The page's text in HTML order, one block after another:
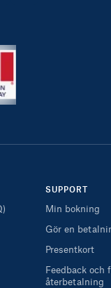
SUPPORT
Min bokning
Gör en
Presentkort
Feedback och
återbetalning